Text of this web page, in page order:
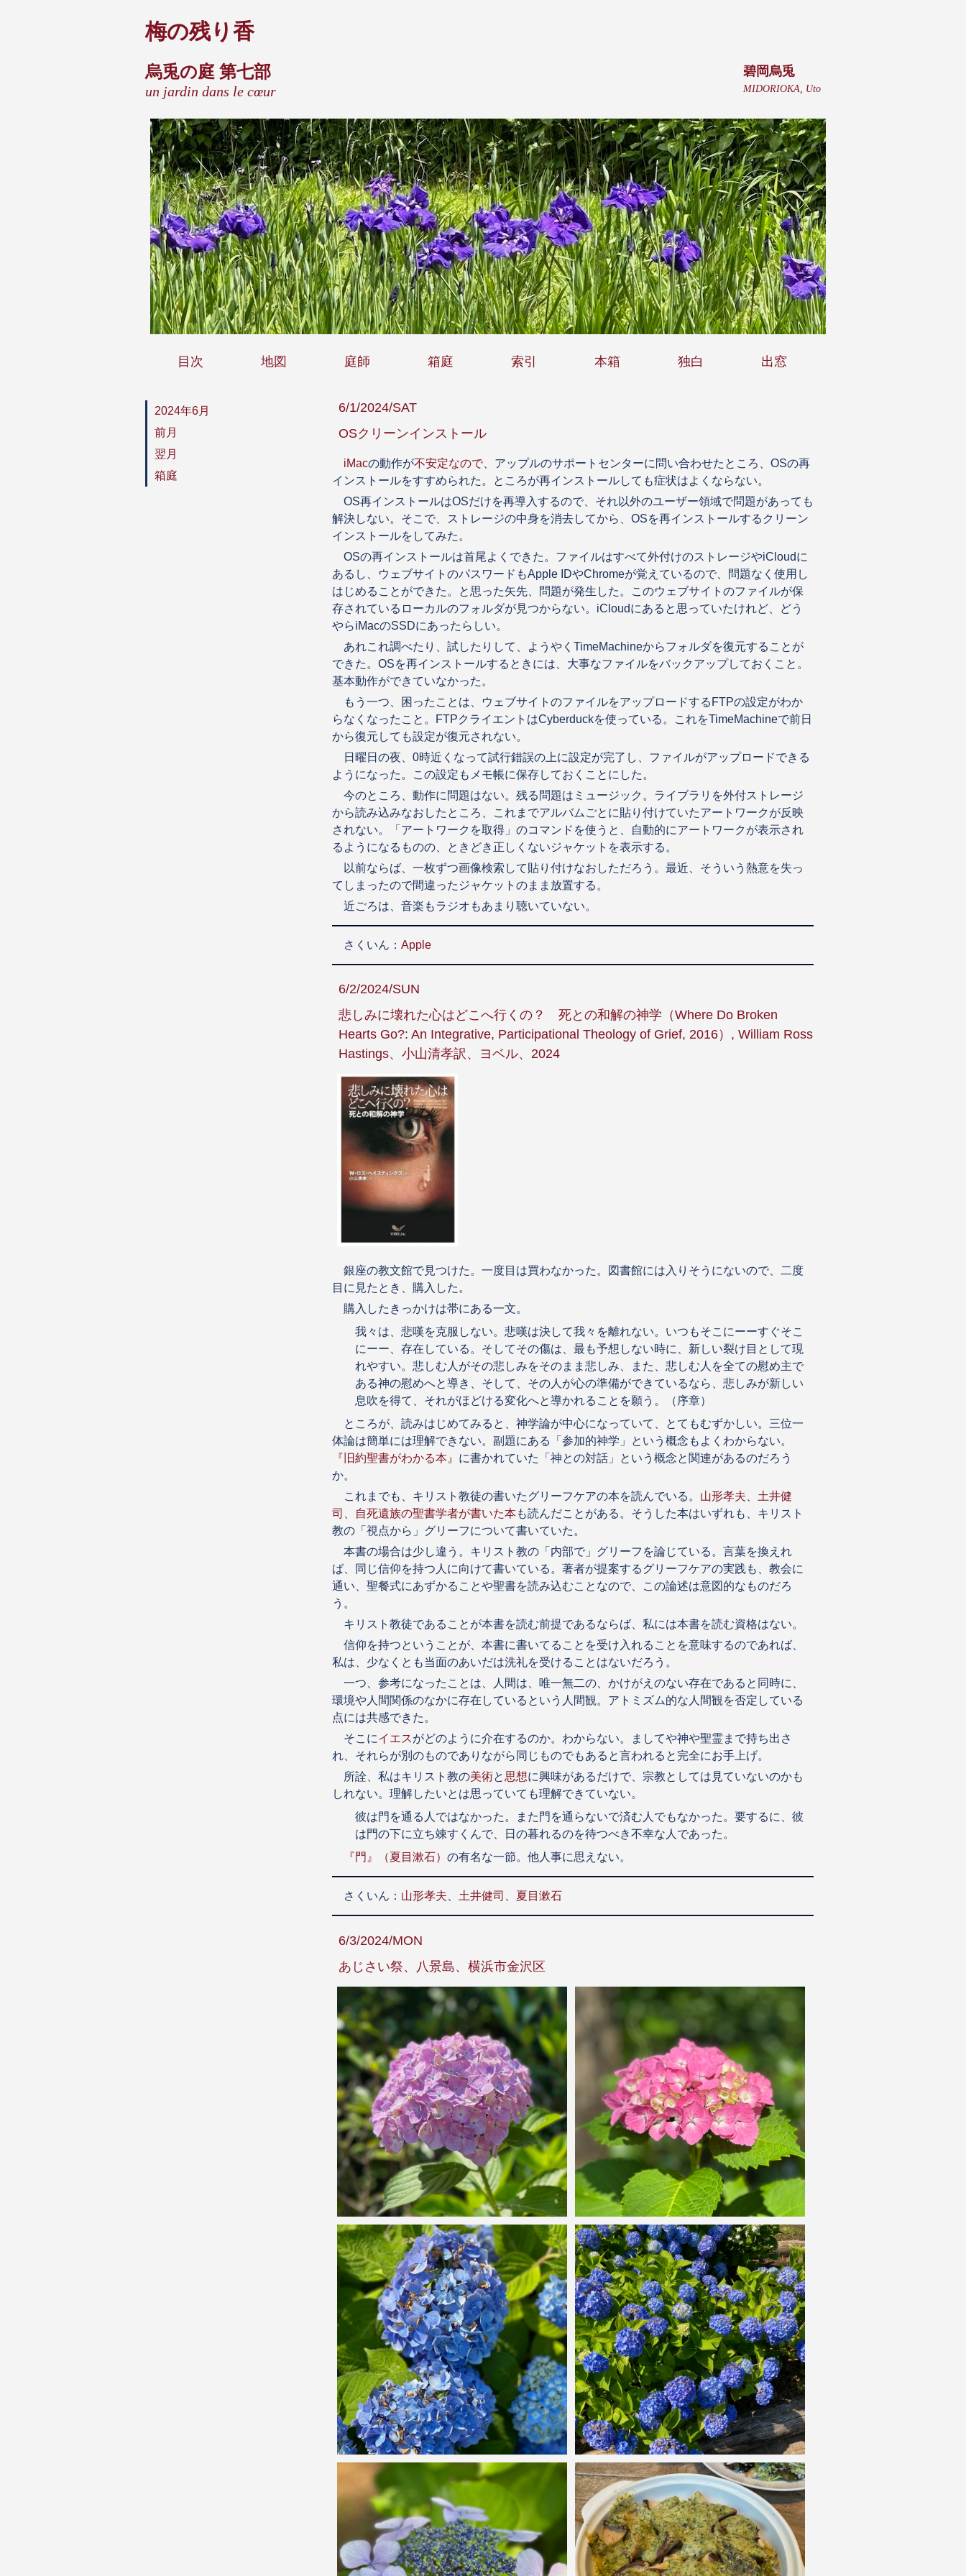
梅の残り香
烏兎の庭 第七部
un jardin dans le cœur
碧岡烏兎
MIDORIOKA, Uto
目次 地図 庭師 箱庭 索引 本箱 独白 出窓
2024年6月
前月
翌月
箱庭
6/1/2024/SAT
OSクリーンインストール
iMacの動作が不安定なので 、アップルのサポートセンターに問い合わせたところ、OSの再
インストールをすすめられた。ところが再インストールしても症状はよくならない。
OS再インストールはOSだけを再導入するので、それ以外のユーザー領域で問題があっても
解決しない。そこで、ストレージの中身を消去してから、OSを再インストールするクリーン
インストールをしてみた。
OSの再インストールは首尾よくできた。ファイルはすべて外付けのストレージやiCloudに
あるし、ウェブサイトのパスワードもApple IDやChromeが覚えているので、問題なく使用し
はじめることができた。と思った矢先、問題が発生した。このウェブサイトのファイルが保
存されているローカルのフォルダが見つからない。iCloudにあると思っていたけれど、どう
やらiMacのSSDにあったらしい。
あれこれ調べたり、試したりして、ようやくTimeMachineからフォルダを復元することが
できた。OSを再インストールするときには、大事なファイルをバックアップしておくこと。
基本動作ができていなかった。
もう一つ、困ったことは、ウェブサイトのファイルをアップロードするFTPの設定がわか
らなくなったこと。FTPクライエントはCyberduckを使っている。これをTimeMachineで前日
から復元しても設定が復元されない。
日曜日の夜、0時近くなって試行錯誤の上に設定が完了し、ファイルがアップロードできる
ようになった。この設定もメモ帳に保存しておくことにした。
今のところ、動作に問題はない。残る問題はミュージック。ライブラリを外付ストレージ
から読み込みなおしたところ、これまでアルバムごとに貼り付けていたアートワークが反映
されない。「アートワークを取得」のコマンドを使うと、自動的にアートワークが表示され
るようになるものの、ときどき正しくないジャケットを表示する。
以前ならば、一枚ずつ画像検索して貼り付けなおしただろう。最近、そういう熱意を失っ
てしまったので間違ったジャケットのまま放置する。
近ごろは、音楽もラジオもあまり聴いていない。
さくいん： Apple
6/2/2024/SUN
悲しみに壊れた心はどこへ行くの？ 死との和解の神学（Where Do Broken
Hearts Go?: An Integrative, Participational Theology of Grief, 2016）, William Ross
Hastings、小山清孝訳、ヨベル、2024
銀座の教文館で見つけた。一度目は買わなかった。図書館には入りそうにないので、二度
目に見たとき、購入した。
購入したきっかけは帯にある一文。
我々は、悲嘆を克服しない。悲嘆は決して我々を離れない。いつもそこにーーすぐそこ
にーー、存在している。そしてその傷は、最も予想しない時に、新しい裂け目として現
れやすい。悲しむ人がその悲しみをそのまま悲しみ、また、悲しむ人を全ての慰め主で
ある神の慰めへと導き、そして、その人が心の準備ができているなら、悲しみが新しい
息吹を得て、それがほどける変化へと導かれることを願う。（序章）
ところが、読みはじめてみると、神学論が中心になっていて、とてもむずかしい。三位一
体論は簡単には理解できない。副題にある「参加的神学」という概念もよくわからない。
『旧約聖書がわかる本』 に書かれていた「神との対話」という概念と関連があるのだろう
か。
これまでも、キリスト教徒の書いたグリーフケアの本を読んでいる。 山形孝夫
土井健
司
自死遺族の聖書学者が書いた本 も読んだことがある。そうした本はいずれも、キリスト
教の「視点から」グリーフについて書いていた。
本書の場合は少し違う。キリスト教の「内部で」グリーフを論じている。言葉を換えれ
ば、同じ信仰を持つ人に向けて書いている。著者が提案するグリーフケアの実践も、教会に
通い、聖餐式にあずかることや聖書を読み込むことなので、この論述は意図的なものだろ
う。
キリスト教徒であることが本書を読む前提であるならば、私には本書を読む資格はない。
信仰を持つということが、本書に書いてることを受け入れることを意味するのであれば、
私は、少なくとも当面のあいだは洗礼を受けることはないだろう。
一つ、参考になったことは、人間は、唯一無二の、かけがえのない存在であると同時に、
環境や人間関係のなかに存在しているという人間観。アトミズム的な人間観を否定している
点には共感できた。
そこにイエスがどのように介在するのか。わからない。ましてや神や聖霊まで持ち出さ
れ、それらが別のものでありながら同じものでもあると言われると完全にお手上げ。
所詮、私はキリスト教の美術と 思想に興味があるだけで、宗教としては見ていないのかも
しれない。理解したいとは思っていても理解できていない。
彼は門を通る人ではなかった。また門を通らないで済む人でもなかった。要するに、彼
は門の下に立ち竦すくんで、日の暮れるのを待つべき不幸な人であった。
『門』（夏目漱石） の有名な一節。他人事に思えない。
さくいん： 山形孝夫 土井健司 夏目漱石
6/3/2024/MON
あじさい祭、八景島、横浜市金沢区